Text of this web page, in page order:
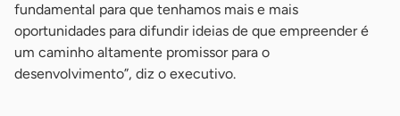
fundamental para que tenhamos mais e mais
oportunidades para difundir ideias de que empreender é
um caminho altamente promissor para o
desenvolvimento”, diz o executivo.